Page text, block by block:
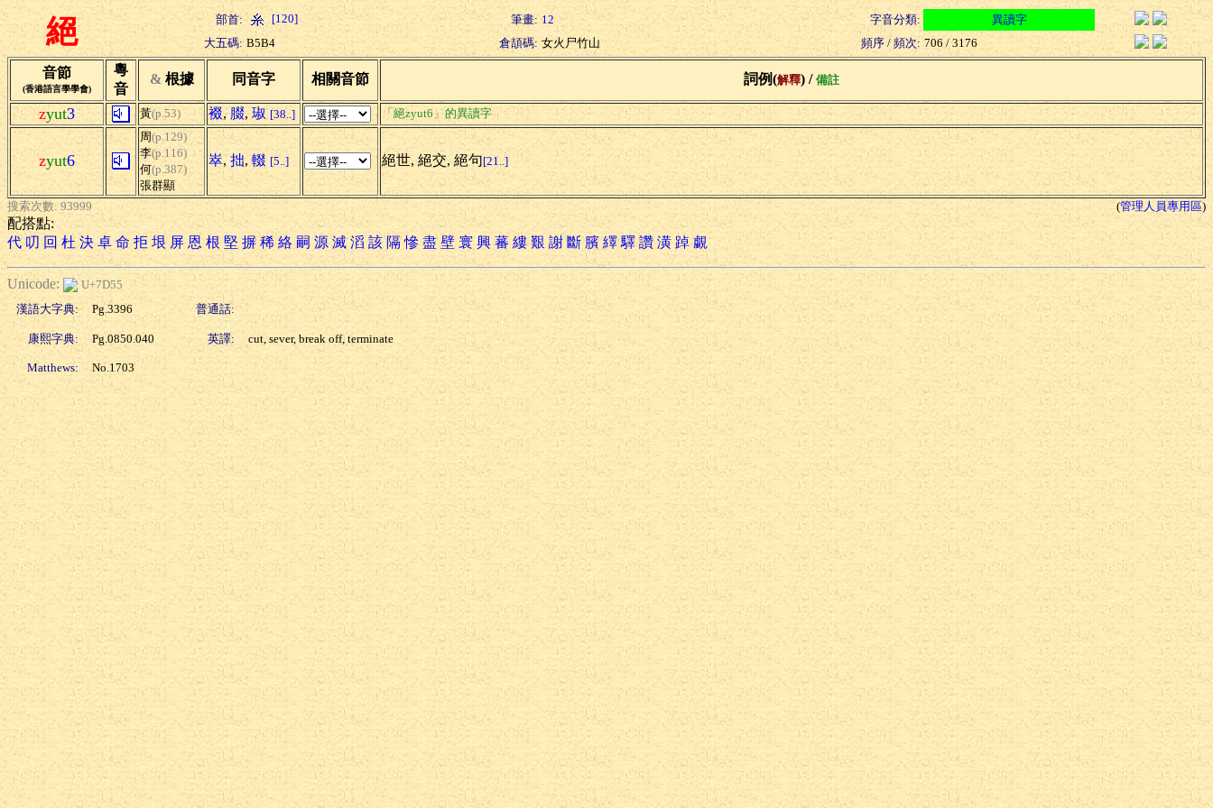
絕 部首: [120] 筆畫: 12 字音分類:
異讀字
大五碼: B5B4 倉頡碼: 女火尸竹山 頻序 / 頻次: 706 / 3176
音節
(香港語言學學會)
粵
音
& 根據 同音字 相關音節 詞例(解釋) / 備註
zyut3 黃(p.53) 裰, 腏, 琡 [38..] 「絕zyut6」的異讀字
zyut6
周(p.129)
李(p.116)
何(p.387)
張群顯
崒, 拙, 輟 [5..] 絕世, 絕交, 絕句[21..]
搜索次數: 93999 (管理人員專用區)
配搭點:
代 叨 回 杜 決 卓 命 拒 垠 屏 恩 根 堅 摒 稀 絡 嗣 源 滅 滔 該 隔 慘 盡 壁 寰 興 蕃 縷 艱 謝 斷 臏 繹 驛 讚 潢 踔 覷
Unicode:
U+7D55
漢語大字典:
Pg.3396 普通話:
康熙字典: Pg.0850.040 英譯: cut, sever, break off, terminate
Matthews: No.1703